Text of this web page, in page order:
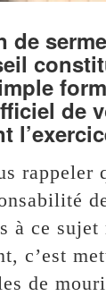
de
de
rappeler
à ce
c’est
de